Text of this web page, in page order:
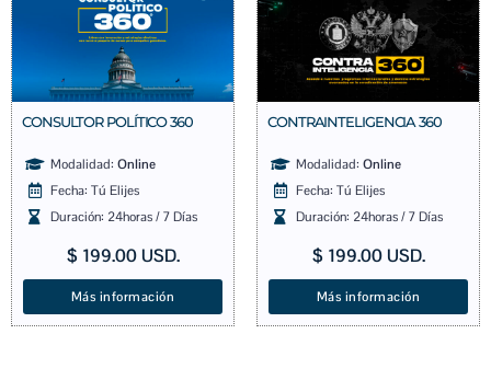
CONSULTOR POLÍTICO 360
Modalidad: Online
Fecha: Tú Elijes
Duración: 24horas / 7 Días
$ 199.00USD.
Más información
CONTRAINTELIGENCIA 360
Modalidad: Online
Fecha: Tú Elijes
Duración: 24horas / 7 Días
$ 199.00USD.
Más información